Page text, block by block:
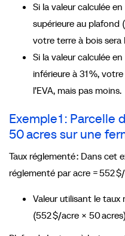
Si la valeur calculée
supérieure au plafond
votre terre à bois sera
Si la valeur calculée
inférieure à 31 %,
l’EVA, mais pas moins.
Exemple 1 :
50 acres sur une
Taux réglementé : Dans cet
réglementé par acre = 552
Valeur utilisant le taux
(552 $/acre × 50 acres)